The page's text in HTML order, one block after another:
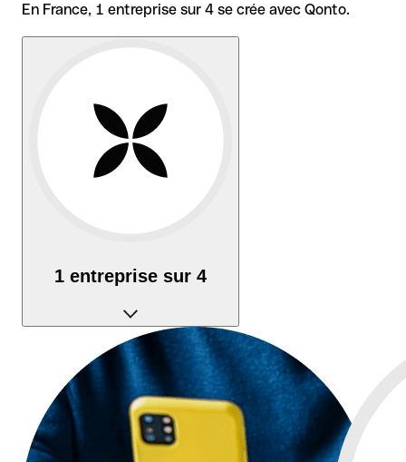
En France, 1 entreprise sur 4 se crée avec Qonto.
1 entreprise sur 4
En France, 1 entreprise sur 4 se crée avec Qonto.